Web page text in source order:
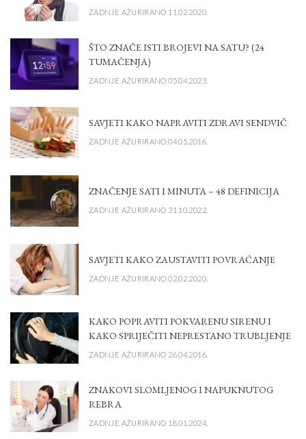
ZADNJE AŽURIRANO 11.02.2020.
ŠTO ZNAČE ISTI BROJEVI NA SATU? (24
TUMAČENJA)
ZADNJE AŽURIRANO 05.04.2023.
SAVJETI KAKO NAPRAVITI ZDRAVI SENDVIČ
ZADNJE AŽURIRANO 04.05.2016.
ZNAČENJE SATI I MINUTA – 48 DEFINICIJA
ZADNJE AŽURIRANO 31.10.2022.
SAVJETI KAKO ZAUSTAVITI POVRAĆANJE
ZADNJE AŽURIRANO 02.02.2020.
KAKO POPRAVITI POKVARENU SIRENU I
KAKO SPRIJEČITI NEPRESTANO TRUBLJENJE
ZADNJE AŽURIRANO 26.04.2016.
ZNAKOVI SLOMLJENOG I NAPUKNUTOG
REBRA
ZADNJE AŽURIRANO 18.01.2024.